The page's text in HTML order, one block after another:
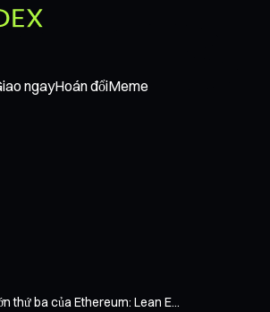
ngayHoán đổiMeme
thứ ba của Ethereum: Lean E...